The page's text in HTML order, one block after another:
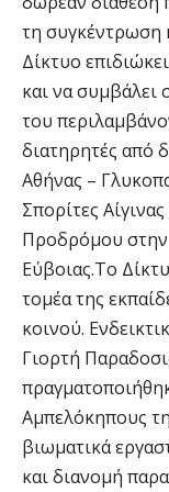
τη συγκέντρωση
Δίκτυο
και να συμβάλει
του
διατηρητές από
Αθήνας –
Σπορίτες
Προδρόμου στην
Εύβοιας.Το
τομέα της
κοινού.
Γιορτή
Αμπελόκηπους
βιωματικά
και διανομή